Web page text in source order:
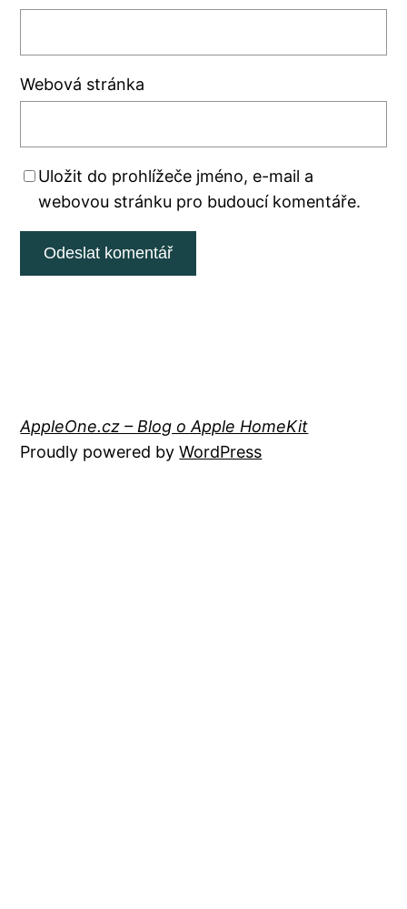
Webová stránka
Uložit do prohlížeče jméno, e-mail a
webovou stránku pro budoucí komentáře.
AppleOne.cz – Blog o Apple HomeKit
Proudly powered byWordPress